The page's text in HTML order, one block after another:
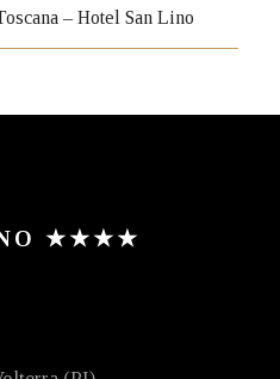
– Hotel San Lino
★★★★